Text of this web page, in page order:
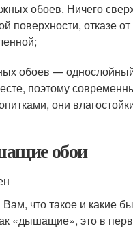
обоев. Ничего
поверхности, отказе
обоев —
поэтому
они
обои
что такое и какие
«дышащие», это в